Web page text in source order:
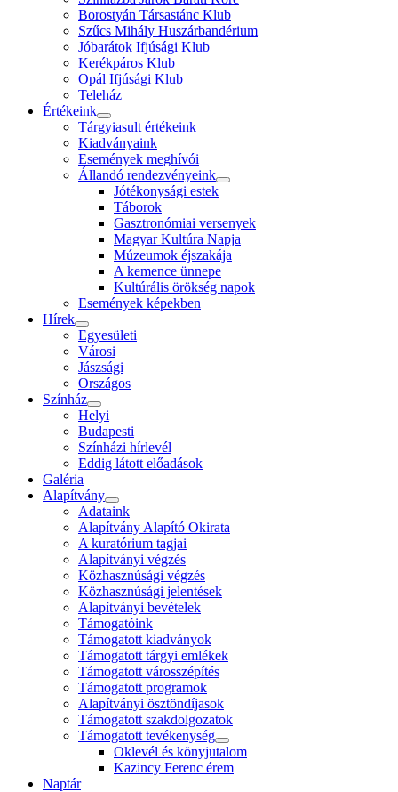
Borostyán Társastánc Klub
Szűcs Mihály Huszárbandérium
Jóbarátok Ifjúsági Klub
Kerékpáros Klub
Opál Ifjúsági Klub
Teleház
Értékeink
Tárgyiasult értékeink
Kiadványaink
Események meghívói
Állandó rendezvényeink
Jótékonysági estek
Táborok
Gasztronómiai versenyek
Magyar Kultúra Napja
Múzeumok éjszakája
A kemence ünnepe
Kultúrális örökség napok
Események képekben
Hírek
Egyesületi
Városi
Jászsági
Országos
Színház
Helyi
Budapesti
Színházi hírlevél
Eddig látott előadások
Galéria
Alapítvány
Adataink
Alapítvány Alapító Okirata
A kuratórium tagjai
Alapítványi végzés
Közhasznúsági végzés
Közhasznúsági jelentések
Alapítványi bevételek
Támogatóink
Támogatott kiadványok
Támogatott tárgyi emlékek
Támogatott városszépítés
Támogatott programok
Alapítványi ösztöndíjasok
Támogatott szakdolgozatok
Támogatott tevékenység
Oklevél és könyjutalom
Kazincy Ferenc érem
Naptár